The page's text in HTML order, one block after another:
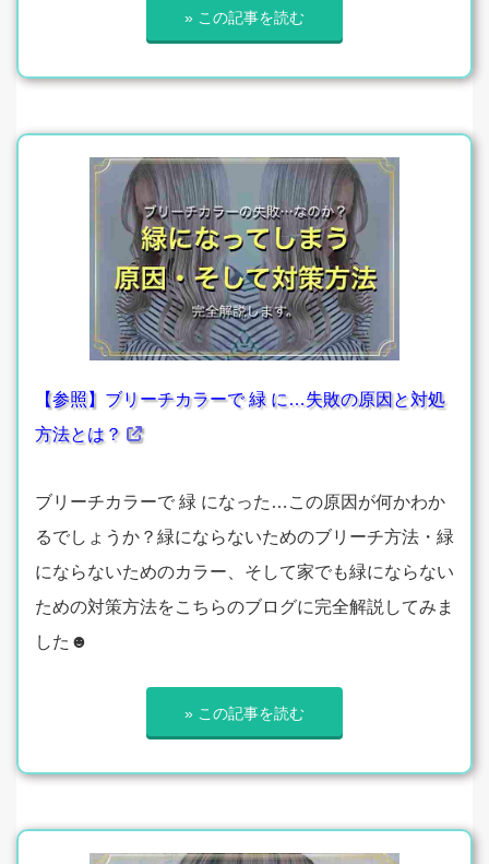
» この記事を読む
【参照】ブリーチカラーで 緑 に…失敗の原因と対処
方法とは？
ブリーチカラーで 緑 になった…この原因が何かわか
るでしょうか？緑にならないためのブリーチ方法・緑
にならないためのカラー、そして家でも緑にならない
ための対策方法をこちらのブログに完全解説してみま
した☻
» この記事を読む